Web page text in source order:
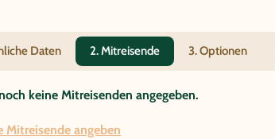
Daten 2. Mitreisende 3. Optionen
keine Mitreisenden angegeben.
Mitreisende angeben